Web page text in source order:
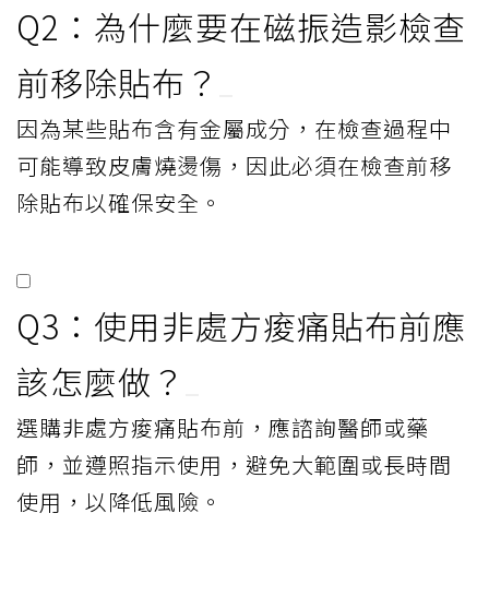
Q2：為什麼要在磁振造影檢查
前移除貼布？
因為某些貼布含有金屬成分，在檢查過程中
可能導致皮膚燒燙傷，因此必須在檢查前移
除貼布以確保安全。
Q3：使用非處方痠痛貼布前應
該怎麼做？
選購非處方痠痛貼布前，應諮詢醫師或藥
師，並遵照指示使用，避免大範圍或長時間
使用，以降低風險。